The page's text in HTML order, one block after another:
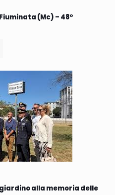
(Mc) – 48°
alla memoria delle